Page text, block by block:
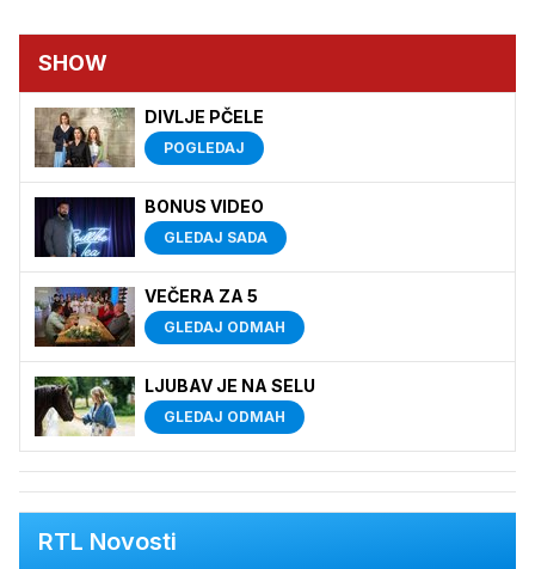
SHOW
DIVLJE PČELE
POGLEDAJ
BONUS VIDEO
GLEDAJ SADA
VEČERA ZA 5
GLEDAJ ODMAH
LJUBAV JE NA SELU
GLEDAJ ODMAH
RTL Novosti